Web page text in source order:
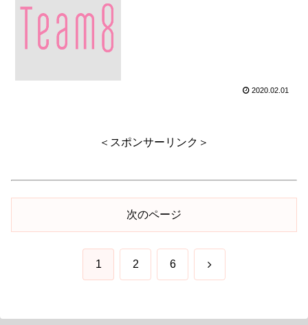
2020.02.01
＜スポンサーリンク＞
次のページ
1 2 6 次